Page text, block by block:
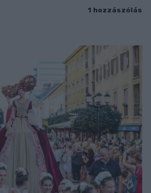
1 hozzászólás